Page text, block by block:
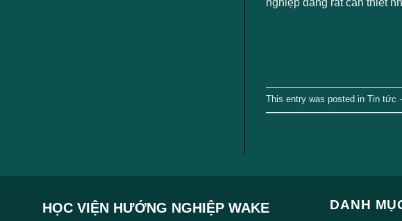
This entry was posted in Tin tức
HỌC VIỆN HƯỚNG NGHIỆP WAKE DANH